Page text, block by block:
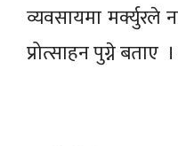
व्यवसायमा मर्क्युरले
प्रोत्साहन पुग्ने बताए ।